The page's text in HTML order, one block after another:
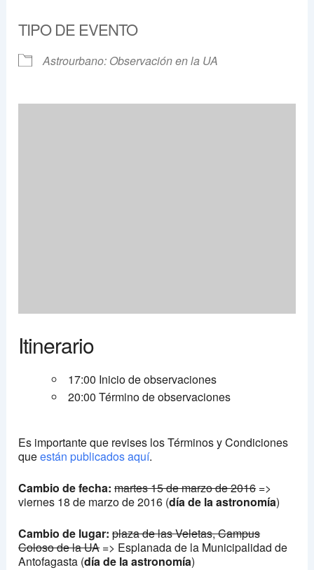
TIPO DE EVENTO
Astrourbano: Observación en la UA
Itinerario
17:00 Inicio de observaciones
20:00 Término de observaciones
Es importante que revises los Términos y Condiciones
queestán publicados aquí.
Cambio de fecha: martes 15 de marzo de 2016=>
viernes 18 de marzo de 2016 (día de la astronomía)
Cambio de lugar: plaza de las Veletas, Campus
Coloso de la UA=> Esplanada de la Municipalidad de
Antofagasta (día de la astronomía)